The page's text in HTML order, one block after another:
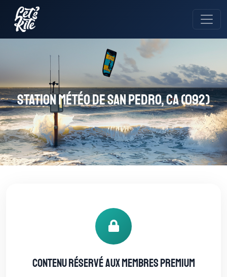
Station météo de San Pedro, CA (092)
Contenu réservé aux membres Premium